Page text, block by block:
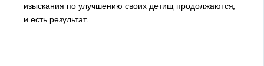
изыскания по улучшению своих детищ продолжаются,
и есть результат.